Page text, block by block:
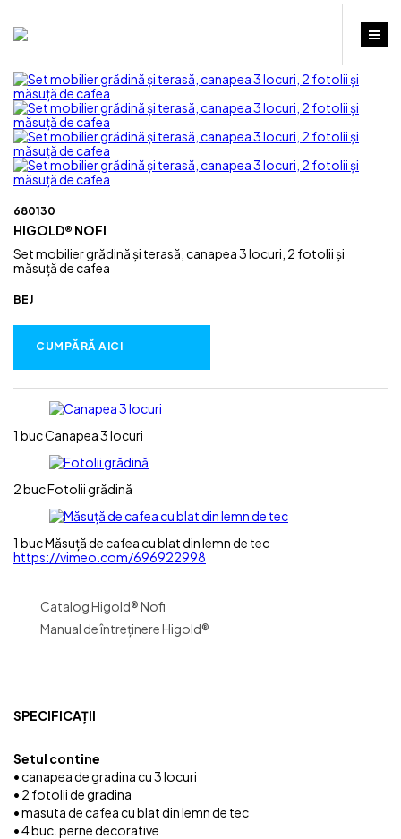
680130
HIGOLD® NOFI
Set mobilier grădină și terasă, canapea 3 locuri, 2 fotolii și
măsuță de cafea
BEJ
CUMPĂRĂ AICI
1 bucCanapea 3 locuri
2 bucFotolii grădină
1 bucMăsuță de cafea cu blat din lemn de tec
https://vimeo.com/696922998
Catalog Higold® Nofi
Manual de întreținere Higold®
SPECIFICAȚII
Setul contine
• canapea de gradina cu 3 locuri
• 2 fotolii de gradina
• masuta de cafea cu blat din lemn de tec
• 4 buc. perne decorative